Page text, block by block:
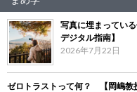
写真に埋まってい
デジタル指南】
2026年7月22日
ゼロトラストって何？ 【岡嶋教